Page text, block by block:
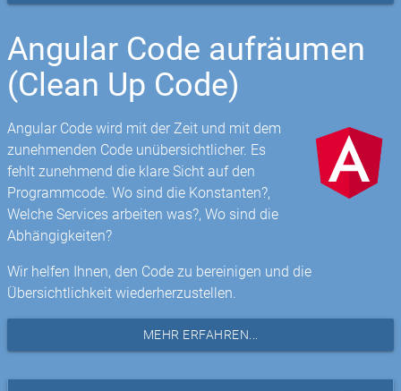
Angular Code aufräumen
(Clean Up Code)
Angular Code wird mit der Zeit und mit dem
zunehmenden Code unübersichtlicher. Es
fehlt zunehmend die klare Sicht auf den
Programmcode. Wo sind die Konstanten?,
Welche Services arbeiten was?, Wo sind die
Abhängigkeiten?
Wir helfen Ihnen, den Code zu bereinigen und die
Übersichtlichkeit wiederherzustellen.
MEHR ERFAHREN...